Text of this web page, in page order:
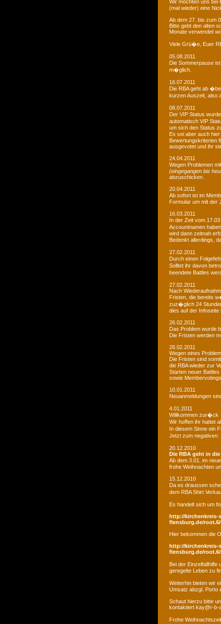
Wir möchten uns bei
(mal wieder) eine
Ab dem 27. bis zum
Bitte gebt den alten
Monate verwendet
Viele Grü�e, Euer
05.08.2011
Die Sommerpause
m�glich.
16.07.2011
Die RBA geht ab
kurzen Auszeit, also
08.07.2011
Der VIP Status
automatisch VIP
um sich den Status
Es sei aber auch
Bewertungskriterien
ausgevotet und ihr
24.04.2011
Wegen Problemen
(eingegangen bis
abzuschicken.
20.04.2011
Ab sofort ist im
Formular um mit der
16.03.2011
In der Zeit vom
Accountnamen
wird dann zeitnah
Bedenkt allerdings,
27.02.2011
Durch einen
Solltet ihr davon
beendete Battles
27.02.2011
Nach
Fristen, die bereits
zuz�glich 24
dies auf der
26.02.2011
Das Problem wurde
Die Fristen werden
26.02.2011
Wegen eines
Die Fristen sind
die RBA wieder zur
Starten neuer Battles
sowie
10.01.2011
Neuanmeldungen
4.01.2011
Willkommen zur�ck
Wir hoffen ihr hattet
In diesem Sinne ein
Jetzt zum negativen:
20.12.2010
Die RBA geht in
Ab dem 3.01. im
frohe Weihnachten
15.12.2010
Da es draussen
dem RBA Shirt
Es handelt sich um
http://kirchenkreis-
flensburg.de/
Hier bekommen die
http://kirchenkreis-
flensburg.de/
Bei der
geregelte Leben zu
Weiterhin bieten wir
Umsatz abzgl. Porto
Schaut hierzu bitte
kontaktiert kay@r-b-
Frohe